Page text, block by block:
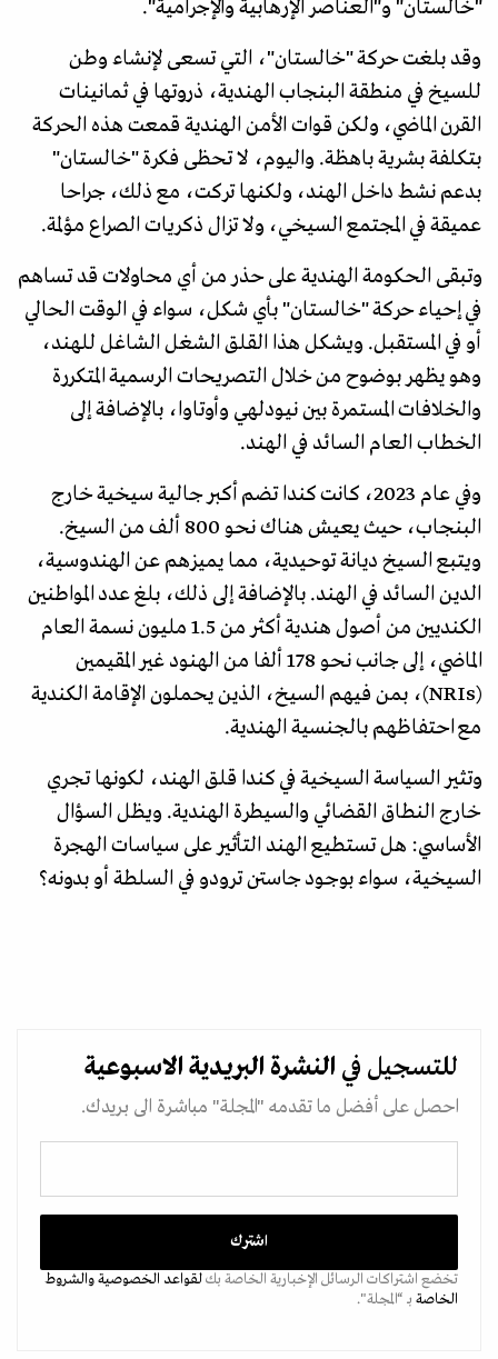
"خالستان" و"العناصر الإرهابية والإجرامية".
وقد بلغت حركة "خالستان"، التي تسعى لإنشاء وطن
للسيخ في منطقة البنجاب الهندية، ذروتها في ثمانينات
القرن الماضي، ولكن قوات الأمن الهندية قمعت هذه الحركة
بتكلفة بشرية باهظة. واليوم، لا تحظى فكرة "خالستان"
بدعم نشط داخل الهند، ولكنها تركت، مع ذلك، جراحا
عميقة في المجتمع السيخي، ولا تزال ذكريات الصراع مؤلمة.
وتبقى الحكومة الهندية على حذر من أي محاولات قد تساهم
في إحياء حركة "خالستان" بأي شكل، سواء في الوقت الحالي
أو في المستقبل. ويشكل هذا القلق الشغل الشاغل للهند،
وهو يظهر بوضوح من خلال التصريحات الرسمية المتكررة
والخلافات المستمرة بين نيودلهي وأوتاوا، بالإضافة إلى
الخطاب العام السائد في الهند.
وفي عام 2023، كانت كندا تضم أكبر جالية سيخية خارج
البنجاب، حيث يعيش هناك نحو 800 ألف من السيخ.
ويتبع السيخ ديانة توحيدية، مما يميزهم عن الهندوسية،
الدين السائد في الهند. بالإضافة إلى ذلك، بلغ عدد المواطنين
الكنديين من أصول هندية أكثر من 1.5 مليون نسمة العام
الماضي، إلى جانب نحو 178 ألفا من الهنود غير المقيمين
(NRIs)، بمن فيهم السيخ، الذين يحملون الإقامة الكندية
مع احتفاظهم بالجنسية الهندية.
وتثير السياسة السيخية في كندا قلق الهند، لكونها تجري
خارج النطاق القضائي والسيطرة الهندية. ويظل السؤال
الأساسي: هل تستطيع الهند التأثير على سياسات الهجرة
السيخية، سواء بوجود جاستن ترودو في السلطة أو بدونه؟
للتسجيل في النشرة البريدية الاسبوعية
احصل على أفضل ما تقدمه "المجلة" مباشرة الى بريدك.
تخضع اشتراكات الرسائل الإخبارية الخاصة بكلقواعد الخصوصيةوالشروط
الخاصة بـ “المجلة".